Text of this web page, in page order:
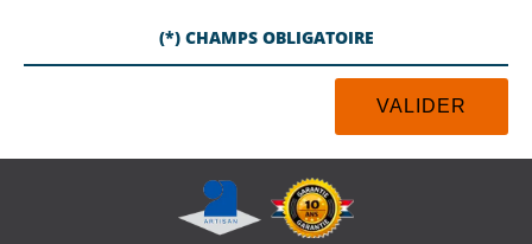
(*) CHAMPS OBLIGATOIRE